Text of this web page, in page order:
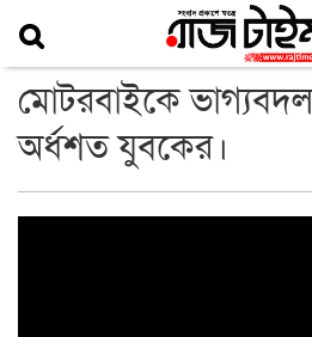
মোটরবাইকে
অর্ধশত যুবকের।